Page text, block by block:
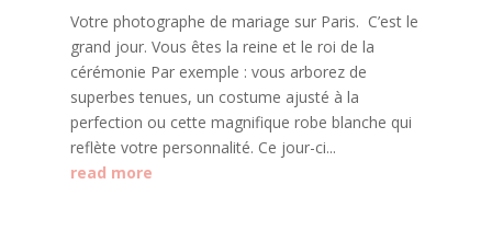
Votre photographe de mariage sur Paris. C’est le
grand jour. Vous êtes la reine et le roi de la
cérémonie Par exemple : vous arborez de
superbes tenues, un costume ajusté à la
perfection ou cette magnifique robe blanche qui
reflète votre personnalité. Ce jour-ci...
read more